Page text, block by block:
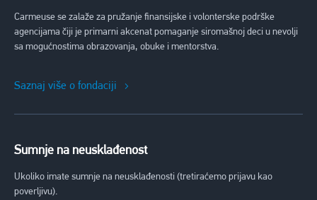
Carmeuse se zalaže za pružanje finansijske i volonterske podrške
agencijama čiji je primarni akcenat pomaganje siromašnoj deci u nevolji
sa mogućnostima obrazovanja, obuke i mentorstva.
Saznaj više o fondaciji
Sumnje na neusklađenost
Ukoliko imate sumnje na neusklađenosti (tretiraćemo prijavu kao
poverljivu).